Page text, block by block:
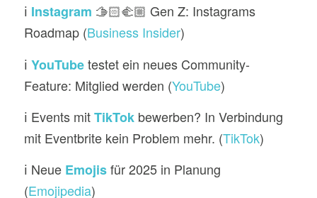
ℹ️ Instagram 🫱🏻‍🫲🏼 Gen Z: Instagrams
Roadmap (Business Insider)
ℹ️ YouTubetestet ein neues Community-
Feature: Mitglied werden (YouTube)
ℹ️ Events mitTikTokbewerben? In Verbindung
mit Eventbrite kein Problem mehr. (TikTok)
ℹ️ Neue Emojisfür 2025 in Planung
(Emojipedia)